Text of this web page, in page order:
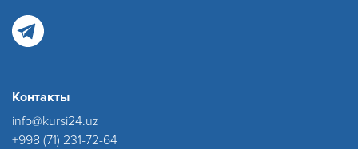
Контакты
info@kursi24.uz
+998 (71) 231-72-64